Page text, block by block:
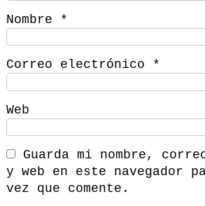
Nombre *
Correo electrónico *
Web
Guarda mi nombre,
y web en este navegador
vez que comente.